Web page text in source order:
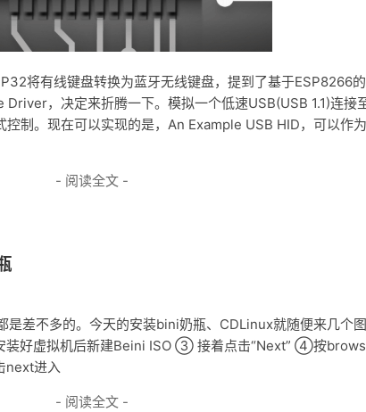
将有线键盘转换为蓝牙无线键盘，提到了基于ESP8266
，决定来折腾一下。模拟一个低速USB(USB 1.1)连接
制。现在可以实现的是，An Example USB HID，可以作
- 阅读全文 -
是差不多的。今天的安装bini奶瓶、CDLinux就随便来几个
好虚拟机后新建Beini ISO ③ 接着点击“Next” ④按
next进入
- 阅读全文 -